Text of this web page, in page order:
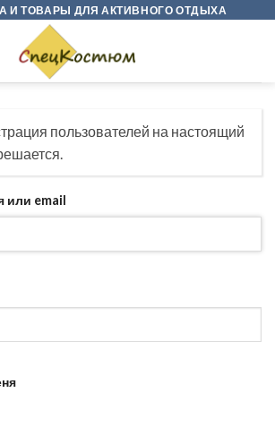
И ТОВАРЫ ДЛЯ АКТИВНОГО ОТДЫХА
пользователей на настоящий
или email